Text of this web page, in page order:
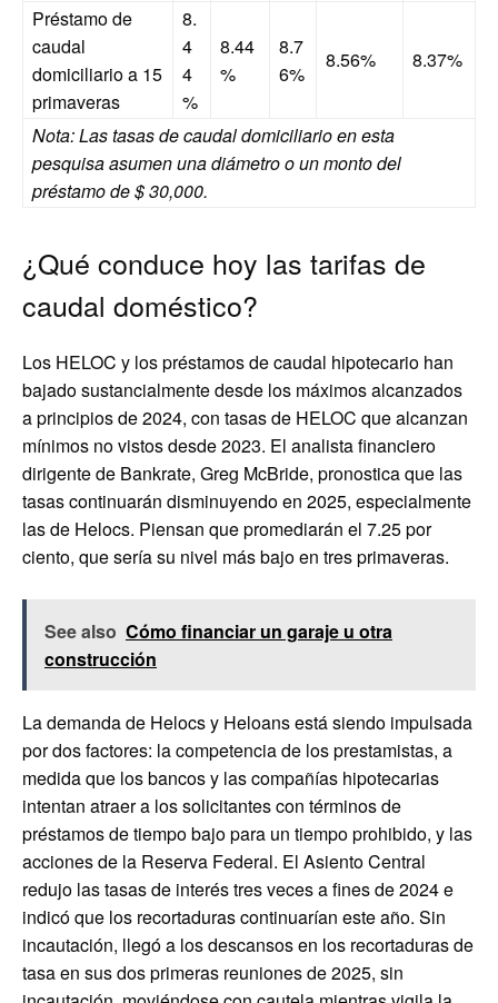
Préstamo de
caudal
domiciliario a 15
primaveras
8.
4
4
%
8.44
%
8.7
6%
8.56% 8.37%
Nota: Las tasas de caudal domiciliario en esta
pesquisa asumen una diámetro o un monto del
préstamo de $ 30,000.
¿Qué conduce hoy las tarifas de
caudal doméstico?
Los HELOC y los préstamos de caudal hipotecario han
bajado sustancialmente desde los máximos alcanzados
a principios de 2024, con tasas de HELOC que alcanzan
mínimos no vistos desde 2023. El analista financiero
dirigente de Bankrate, Greg McBride, pronostica que las
tasas continuarán disminuyendo en 2025, especialmente
las de Helocs. Piensan que promediarán el 7.25 por
ciento, que sería su nivel más bajo en tres primaveras.
See also Cómo financiar un garaje u otra
construcción
La demanda de Helocs y Heloans está siendo impulsada
por dos factores: la competencia de los prestamistas, a
medida que los bancos y las compañías hipotecarias
intentan atraer a los solicitantes con términos de
préstamos de tiempo bajo para un tiempo prohibido, y las
acciones de la Reserva Federal. El Asiento Central
redujo las tasas de interés tres veces a fines de 2024 e
indicó que los recortaduras continuarían este año. Sin
incautación, llegó a los descansos en los recortaduras de
tasa en sus dos primeras reuniones de 2025, sin